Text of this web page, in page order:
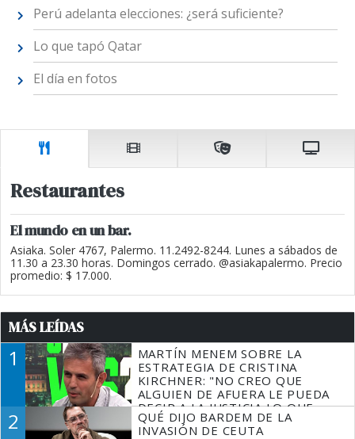
Perú adelanta elecciones: ¿será suficiente?
Lo que tapó Qatar
El día en fotos
Restaurantes
El mundo en un bar.
Asiaka. Soler 4767, Palermo. 11.2492-8244. Lunes a sábados de
11.30 a 23.30 horas. Domingos cerrado. @asiakapalermo. Precio
promedio: $ 17.000.
MÁS LEÍDAS
1
MARTÍN MENEM SOBRE LA
ESTRATEGIA DE CRISTINA
KIRCHNER: "NO CREO QUE
ALGUIEN DE AFUERA LE PUEDA
DECIR A LA JUSTICIA LO QUE
TIENE QUE HACER"
2
QUÉ DIJO BARDEM DE LA
INVASIÓN DE CEUTA